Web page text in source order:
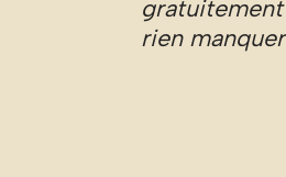
rien